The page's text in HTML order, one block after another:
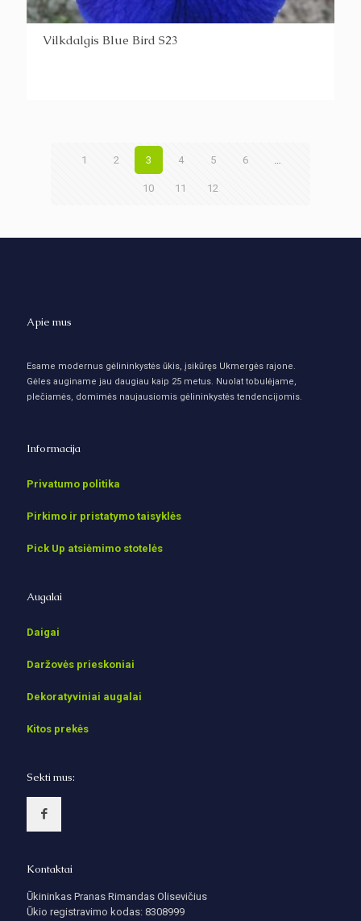
Vilkdalgis Blue Bird S23
1 2 3 4 5 6 …
10 11 12
Apie mus
Esame modernus gėlininkystės ūkis, įsikūręs Ukmergės rajone.
Gėles auginame jau daugiau kaip 25 metus. Nuolat tobulėjame,
plečiamės, domimės naujausiomis gėlininkystės tendencijomis.
Informacija
Privatumo politika
Pirkimo ir pristatymo taisyklės
Pick Up atsiėmimo stotelės
Augalai
Daigai
Daržovės prieskoniai
Dekoratyviniai augalai
Kitos prekės
Sekti mus:
Kontaktai
Ūkininkas Pranas Rimandas Olisevičius
Ūkio registravimo kodas: 8308999